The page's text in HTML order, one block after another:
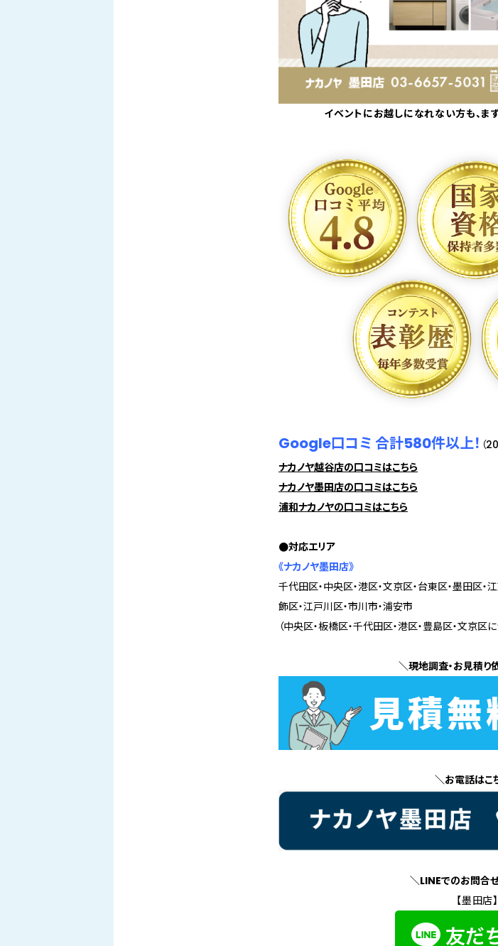
イベントにお越しになれない方も、ま
Google口コミ 合計580件以上！ （
ナカノヤ越谷店の口コミはこちら
ナカノヤ墨田店の口コミはこちら
浦和ナカノヤの口コミはこちら
●対応エリア
《ナカノヤ墨田店》
千代田区・中央区・港区・文京区・台東区・墨田区・
飾区・江戸川区・市川市・浦安市
（中央区・板橋区・千代田区・港区・豊島区・文京
＼現地調査・お見積り
＼お電話はこ
＼LINEでのお問合
【墨田店】